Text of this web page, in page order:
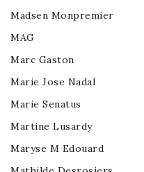
Madsen Monpremier
MAG
Marc Gaston
Marie Jose Nadal
Marie Senatus
Martine Lusardy
Maryse M Edouard